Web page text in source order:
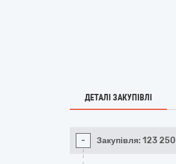
ДЕТАЛІ ЗАКУПІВЛІ
- Закупівля: 123 250